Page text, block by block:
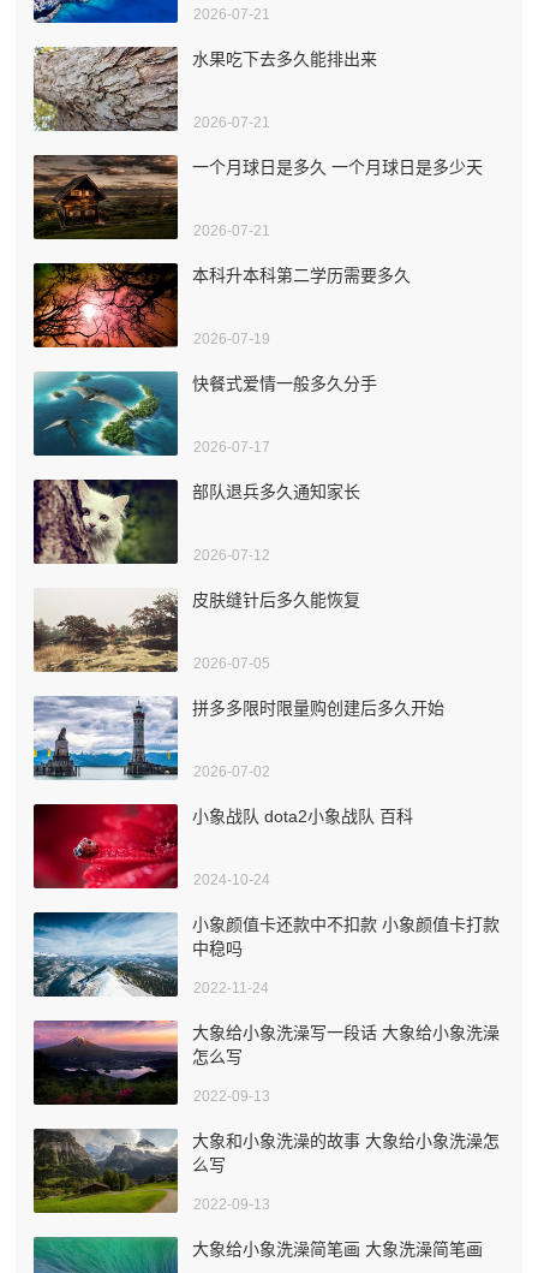
2026-07-21
水果吃下去多久能排出来
2026-07-21
一个月球日是多久 一个月球日是多少天
2026-07-21
本科升本科第二学历需要多久
2026-07-19
快餐式爱情一般多久分手
2026-07-17
部队退兵多久通知家长
2026-07-12
皮肤缝针后多久能恢复
2026-07-05
拼多多限时限量购创建后多久开始
2026-07-02
小象战队 dota2小象战队 百科
2024-10-24
小象颜值卡还款中不扣款 小象颜值卡打款
中稳吗
2022-11-24
大象给小象洗澡写一段话 大象给小象洗澡
怎么写
2022-09-13
大象和小象洗澡的故事 大象给小象洗澡怎
么写
2022-09-13
大象给小象洗澡简笔画 大象洗澡简笔画